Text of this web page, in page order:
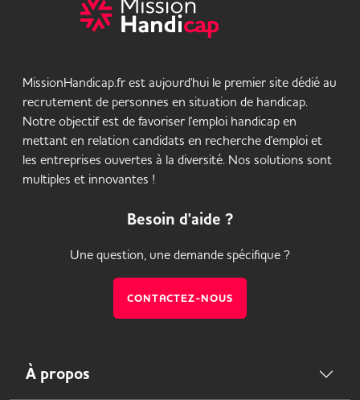
MissionHandicap.fr est aujourd'hui le premier site dédié au
recrutement de personnes en situation de handicap.
Notre objectif est de favoriser l'emploi handicap en
mettant en relation candidats en recherche d'emploi et
les entreprises ouvertes à la diversité. Nos solutions sont
multiples et innovantes !
Besoin d'aide ?
Une question, une demande spécifique ?
CONTACTEZ-NOUS
À propos